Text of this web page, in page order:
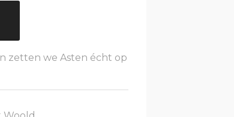
zetten we Asten écht op